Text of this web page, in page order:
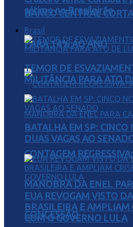
BANCO CENTRAL
PARA 14% AO ANO
CONTAGEM
MANOBRA DA ENEL
CONCESSÃO
sétimo no Brasileirão
Brasil
TEMOR DE
MILITÂNCIA PARA ATO
BATALHA EM SP: CINCO
DUAS VAGAS AO
EUA REVOGAM VISTO
BRASILEIRA E AMPLIAM
COM O GOVERNO LULA